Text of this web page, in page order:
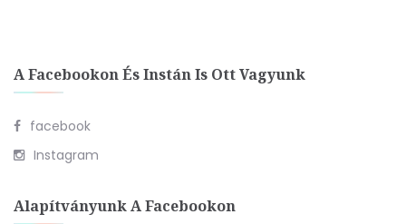
A Facebookon És Instán Is Ott Vagyunk
facebook
Instagram
Alapítványunk A Facebookon